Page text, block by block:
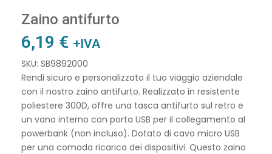
Zaino antifurto
6,19 € +IVA
SKU: SB9892000
Rendi sicuro e personalizzato il tuo viaggio aziendale
con il nostro zaino antifurto. Realizzato in resistente
poliestere 300D, offre una tasca antifurto sul retro e
un vano interno con porta USB per il collegamento al
powerbank (non incluso). Dotato di cavo micro USB
per una comoda ricarica dei dispositivi. Questo zaino